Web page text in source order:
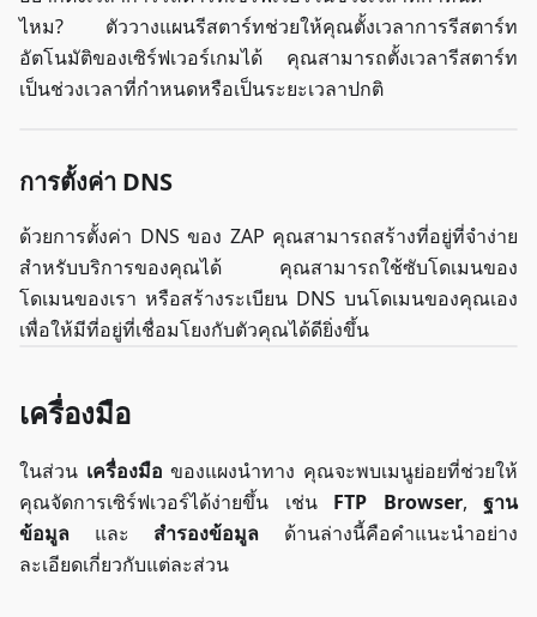
ไหม? ตัววางแผนรีสตาร์ทช่วยให้คุณตั้งเวลาการรีสตาร์ท
อัตโนมัติของเซิร์ฟเวอร์เกมได้ คุณสามารถตั้งเวลารีสตาร์ท
เป็นช่วงเวลาที่กำหนดหรือเป็นระยะเวลาปกติ
การตั้งค่า DNS
ด้วยการตั้งค่า DNS ของ ZAP คุณสามารถสร้างที่อยู่ที่จำง่าย
สำหรับบริการของคุณได้ คุณสามารถใช้ซับโดเมนของ
โดเมนของเรา หรือสร้างระเบียน DNS บนโดเมนของคุณเอง
เพื่อให้มีที่อยู่ที่เชื่อมโยงกับตัวคุณได้ดียิ่งขึ้น
เครื่องมือ
ในส่วน เครื่องมือ ของแผงนำทาง คุณจะพบเมนูย่อยที่ช่วยให้
คุณจัดการเซิร์ฟเวอร์ได้ง่ายขึ้น เช่น FTP Browser, ฐาน
ข้อมูล และ สำรองข้อมูล ด้านล่างนี้คือคำแนะนำอย่าง
ละเอียดเกี่ยวกับแต่ละส่วน